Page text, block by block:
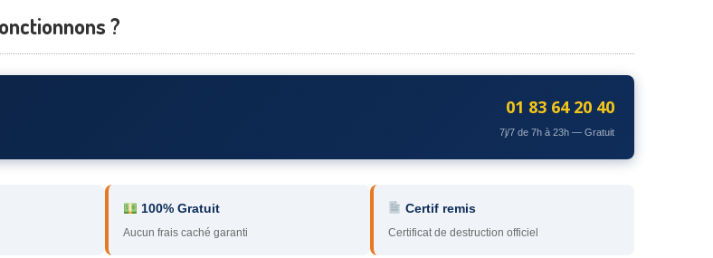
?
01 83 64 20 40
7j/7 de 7h à 23h — Gratuit
100% Gratuit
Aucun frais caché garanti
Certif remis
Certificat de destruction officiel